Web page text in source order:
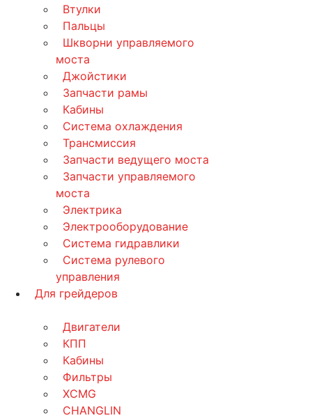
Втулки
Пальцы
Шкворни управляемого
моста
Джойстики
Запчасти рамы
Кабины
Система охлаждения
Трансмиссия
Запчасти ведущего моста
Запчасти управляемого
моста
Электрика
Электрооборудование
Система гидравлики
Система рулевого
управления
Для грейдеров
Двигатели
КПП
Кабины
Фильтры
XCMG
CHANGLIN